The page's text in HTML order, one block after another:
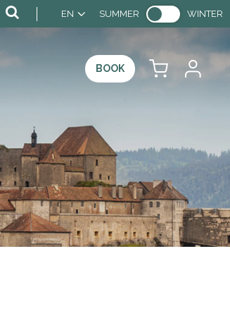
EN SUMMER WINTER
BOOK